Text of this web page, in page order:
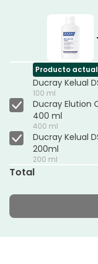
Producto actual
Ducray Kelual
100 ml
Ducray Elution
400 ml
400 ml
Ducray Kelual
200ml
200 ml
Total